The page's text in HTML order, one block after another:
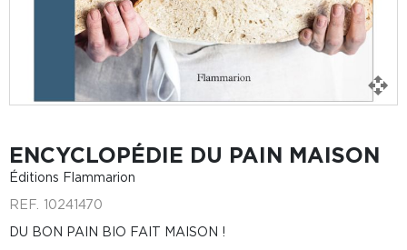
ENCYCLOPÉDIE DU PAIN MAISON
Éditions Flammarion
REF. 10241470
DU BON PAIN BIO FAIT MAISON !